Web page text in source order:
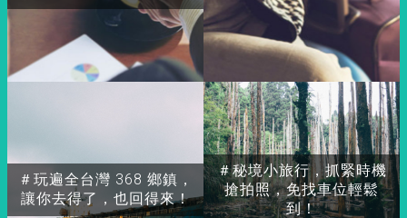
＃玩遍全台灣 368 鄉鎮，
讓你去得了，也回得來！
＃秘境小旅行，抓緊時機
搶拍照，免找車位輕鬆
到！